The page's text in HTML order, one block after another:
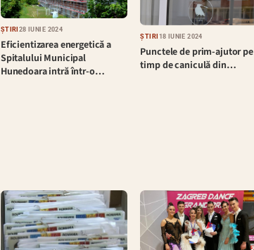
ȘTIRI 28 IUNIE 2024
Eficientizarea energetică a
Spitalului Municipal
Hunedoara intră într-o…
ȘTIRI 18 IUNIE 2024
Punctele de prim-ajutor pe
timp de caniculă din…